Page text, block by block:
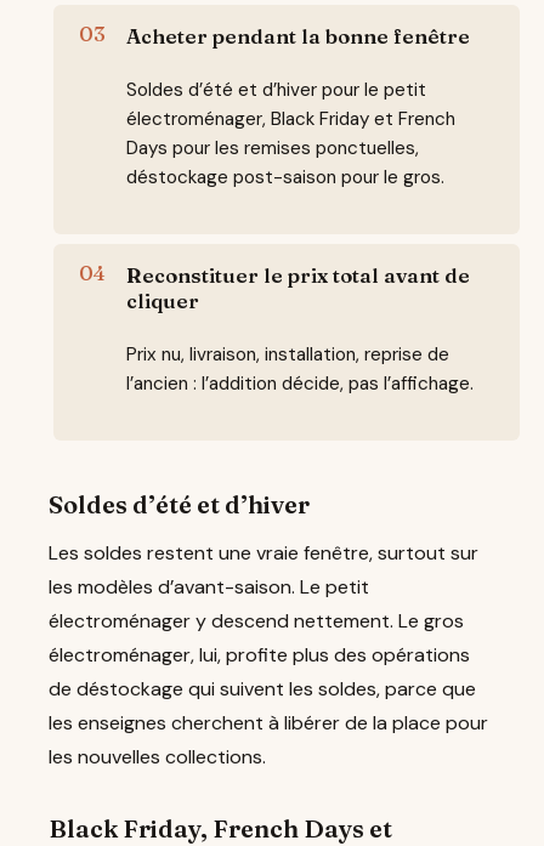
Acheter pendant la bonne fenêtre
Soldes d’été et d’hiver pour le petit
électroménager, Black Friday et French
Days pour les remises ponctuelles,
déstockage post-saison pour le gros.
Reconstituer le prix total avant de
cliquer
Prix nu, livraison, installation, reprise de
l’ancien : l’addition décide, pas l’affichage.
Soldes d’été et d’hiver
Les soldes restent une vraie fenêtre, surtout sur
les modèles d’avant-saison. Le petit
électroménager y descend nettement. Le gros
électroménager, lui, profite plus des opérations
de déstockage qui suivent les soldes, parce que
les enseignes cherchent à libérer de la place pour
les nouvelles collections.
Black Friday, French Days et